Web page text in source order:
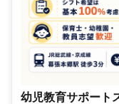
幼児教育サポート